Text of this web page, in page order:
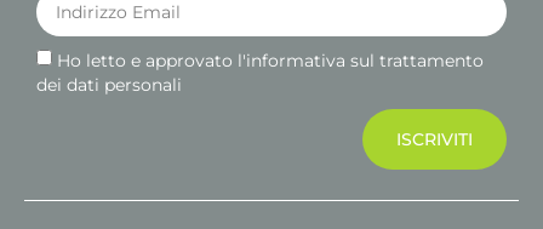
Ho letto e approvato l'informativa sul trattamento
dei dati personali
ISCRIVITI